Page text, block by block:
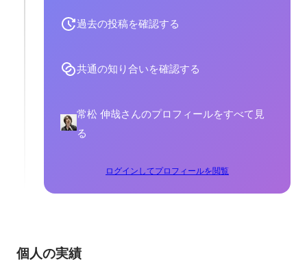
過去の投稿を確認する
共通の知り合いを確認する
常松 伸哉さんのプロフィールをすべて見
る
ログインしてプロフィールを閲覧
個人の実績